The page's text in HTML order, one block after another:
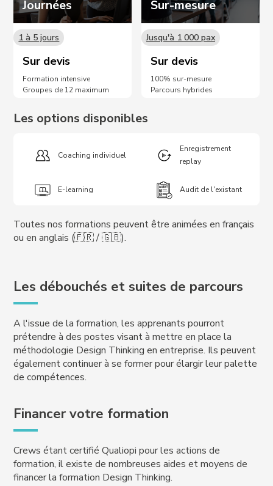
Journées
1 à 5 jours
Sur devis
Formation intensive
Groupes de 12 maximum
Sur-mesure
Jusqu'à 1 000 pax
Sur devis
100% sur-mesure
Parcours hybrides
Les options disponibles
Coaching individuel
Enregistrement
replay
E-learning Audit de l'existant
Toutes nos formations peuvent être animées en français
ou en anglais (🇫🇷 / 🇬🇧).
Les débouchés et suites de parcours
A l'issue de la formation, les apprenants pourront
prétendre à des postes visant à mettre en place la
méthodologie Design Thinking en entreprise. Ils peuvent
également continuer à se former pour élargir leur palette
de compétences.
Financer votre formation
Crews étant certifié Qualiopi pour les actions de
formation, il existe de nombreuses aides et moyens de
financer la formation Design Thinking.